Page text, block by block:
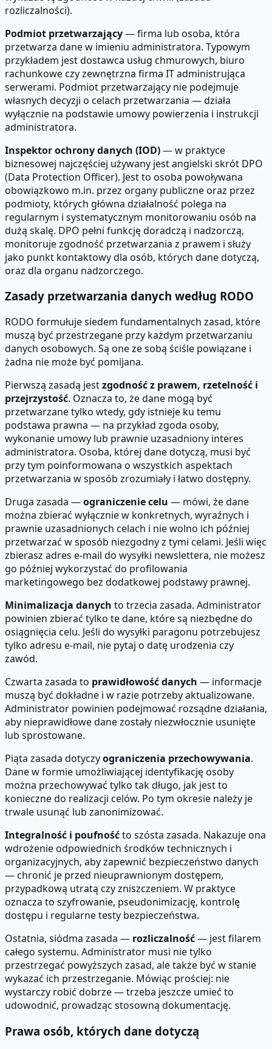
rozliczalności).
Podmiot przetwarzający— firma lub osoba, która
przetwarza dane w imieniu administratora. Typowym
przykładem jest dostawca usług chmurowych, biuro
rachunkowe czy zewnętrzna firma IT administrująca
serwerami. Podmiot przetwarzający nie podejmuje
własnych decyzji o celach przetwarzania — działa
wyłącznie na podstawie umowy powierzenia i instrukcji
administratora.
Inspektor ochrony danych (IOD)— w praktyce
biznesowej najczęściej używany jest angielski skrót DPO
(Data Protection Officer). Jest to osoba powoływana
obowiązkowo m.in. przez organy publiczne oraz przez
podmioty, których główna działalność polega na
regularnym i systematycznym monitorowaniu osób na
dużą skalę. DPO pełni funkcję doradczą i nadzorczą,
monitoruje zgodność przetwarzania z prawem i służy
jako punkt kontaktowy dla osób, których dane dotyczą,
oraz dla organu nadzorczego.
Zasady przetwarzania danych według RODO
RODO formułuje siedem fundamentalnych zasad, które
muszą być przestrzegane przy każdym przetwarzaniu
danych osobowych. Są one ze sobą ściśle powiązane i
żadna nie może być pomijana.
Pierwszą zasadą jestzgodność z prawem, rzetelność i
przejrzystość. Oznacza to, że dane mogą być
przetwarzane tylko wtedy, gdy istnieje ku temu
podstawa prawna — na przykład zgoda osoby,
wykonanie umowy lub prawnie uzasadniony interes
administratora. Osoba, której dane dotyczą, musi być
przy tym poinformowana o wszystkich aspektach
przetwarzania w sposób zrozumiały i łatwo dostępny.
Druga zasada —ograniczenie celu — mówi, że dane
można zbierać wyłącznie w konkretnych, wyraźnych i
prawnie uzasadnionych celach i nie wolno ich później
przetwarzać w sposób niezgodny z tymi celami. Jeśli więc
zbierasz adres e-mail do wysyłki newslettera, nie możesz
go później wykorzystać do profilowania
marketingowego bez dodatkowej podstawy prawnej.
Minimalizacja danych to trzecia zasada. Administrator
powinien zbierać tylko te dane, które są niezbędne do
osiągnięcia celu. Jeśli do wysyłki paragonu potrzebujesz
tylko adresu e-mail, nie pytaj o datę urodzenia czy
zawód.
Czwarta zasada to prawidłowość danych — informacje
muszą być dokładne i w razie potrzeby aktualizowane.
Administrator powinien podejmować rozsądne działania,
aby nieprawidłowe dane zostały niezwłocznie usunięte
lub sprostowane.
Piąta zasada dotyczyograniczenia przechowywania.
Dane w formie umożliwiającej identyfikację osoby
można przechowywać tylko tak długo, jak jest to
konieczne do realizacji celów. Po tym okresie należy je
trwale usunąć lub zanonimizować.
Integralność i poufnośćto szósta zasada. Nakazuje ona
wdrożenie odpowiednich środków technicznych i
organizacyjnych, aby zapewnić bezpieczeństwo danych
— chronić je przed nieuprawnionym dostępem,
przypadkową utratą czy zniszczeniem. W praktyce
oznacza to szyfrowanie, pseudonimizację, kontrolę
dostępu i regularne testy bezpieczeństwa.
Ostatnia, siódma zasada — rozliczalność— jest filarem
całego systemu. Administrator musi nie tylko
przestrzegać powyższych zasad, ale także być w stanie
wykazać ich przestrzeganie. Mówiąc prościej: nie
wystarczy robić dobrze — trzeba jeszcze umieć to
udowodnić, prowadząc stosowną dokumentację.
Prawa osób, których dane dotyczą